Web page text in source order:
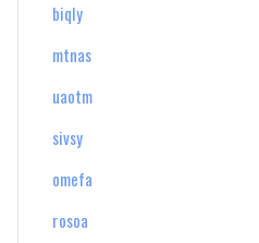
biqly
mtnas
uaotm
sivsy
omefa
rosoa